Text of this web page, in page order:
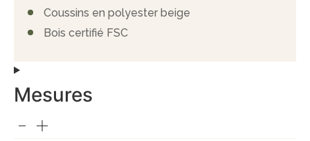
Coussins en polyester beige
Bois certifié FSC
Mesures